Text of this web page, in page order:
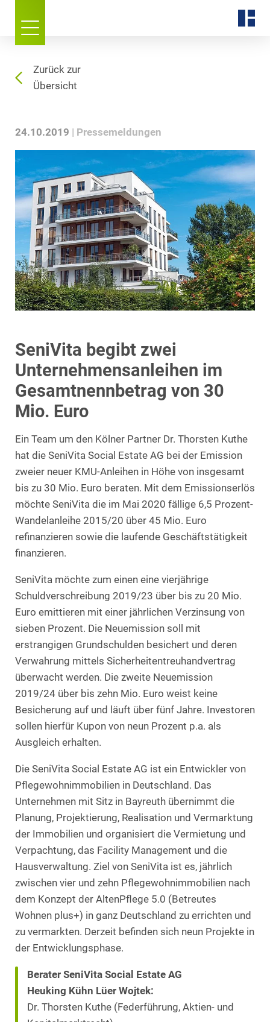
Zurück zur
Übersicht
24.10.2019 Pressemeldungen
SeniVita begibt zwei
Unternehmensanleihen im
Gesamtnennbetrag von 30
Mio. Euro
Ein Team um den Kölner Partner Dr. Thorsten Kuthe
hat die SeniVita Social Estate AG bei der Emission
zweier neuer KMU-Anleihen in Höhe von insgesamt
bis zu 30 Mio. Euro beraten. Mit dem Emissionserlös
möchte SeniVita die im Mai 2020 fällige 6,5 Prozent-
Wandelanleihe 2015/20 über 45 Mio. Euro
refinanzieren sowie die laufende Geschäftstätigkeit
finanzieren.
SeniVita möchte zum einen eine vierjährige
Schuldverschreibung 2019/23 über bis zu 20 Mio.
Euro emittieren mit einer jährlichen Verzinsung von
sieben Prozent. Die Neuemission soll mit
erstrangigen Grundschulden besichert und deren
Verwahrung mittels Sicherheitentreuhandvertrag
überwacht werden. Die zweite Neuemission
2019/24 über bis zehn Mio. Euro weist keine
Besicherung auf und läuft über fünf Jahre. Investoren
sollen hierfür Kupon von neun Prozent p.a. als
Ausgleich erhalten.
Die SeniVita Social Estate AG ist ein Entwickler von
Pflegewohnimmobilien in Deutschland. Das
Unternehmen mit Sitz in Bayreuth übernimmt die
Planung, Projektierung, Realisation und Vermarktung
der Immobilien und organisiert die Vermietung und
Verpachtung, das Facility Management und die
Hausverwaltung. Ziel von SeniVita ist es, jährlich
zwischen vier und zehn Pflegewohnimmobilien nach
dem Konzept der AltenPflege 5.0 (Betreutes
Wohnen plus+) in ganz Deutschland zu errichten und
zu vermarkten. Derzeit befinden sich neun Projekte in
der Entwicklungsphase.
Berater SeniVita Social Estate AG
Heuking Kühn Lüer Wojtek:
Dr. Thorsten Kuthe (Federführung, Aktien- und